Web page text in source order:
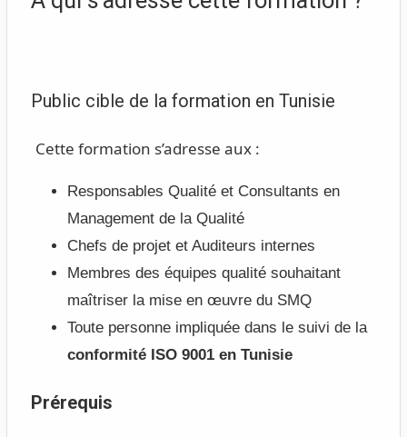
Public cible de la formation en Tunisie
Cette formation s’adresse aux :
Responsables Qualité et Consultants en
Management de la Qualité
Chefs de projet et Auditeurs internes
Membres des équipes qualité souhaitant
maîtriser la mise en œuvre du SMQ
Toute personne impliquée dans le suivi de la
conformité ISO 9001 en Tunisie
Prérequis